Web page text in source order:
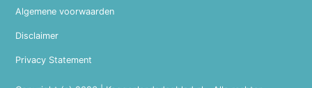
Algemene voorwaarden
Disclaimer
Privacy Statement